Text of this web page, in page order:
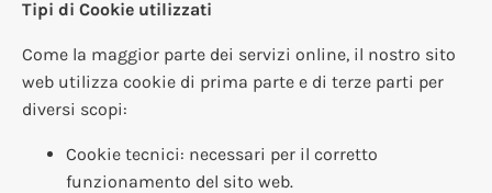
Tipi di Cookie utilizzati
Come la maggior parte dei servizi online, il nostro sito
web utilizza cookie di prima parte e di terze parti per
diversi scopi:
Cookie tecnici: necessari per il corretto
funzionamento del sito web.